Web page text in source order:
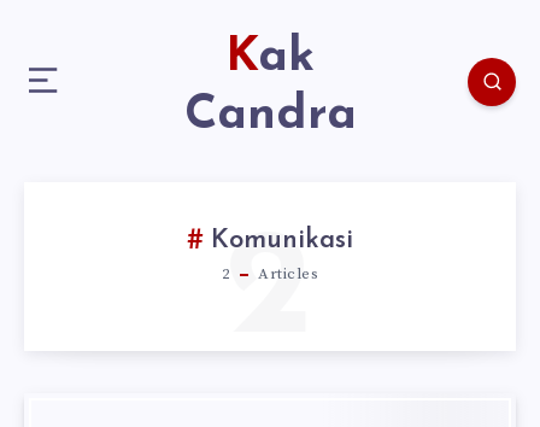
Kak
Candra
Komunikasi
2 Articles
2